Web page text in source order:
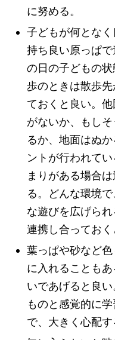
に努める。
子どもが何とな
持ち良い原っぱ
の日の子どもの
歩のときは散歩
ておくと良い。
がないか、もし
るか、地面はぬ
ントが行われて
まりがある場合
る。どんな環境
な遊びを広げら
連携し合っておく
葉っぱや砂など
に入れることも
いであげると良
ものと感覚的に
で、大きく心配す